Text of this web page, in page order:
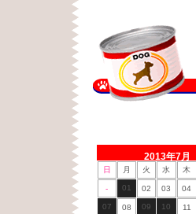
2013年7月
日 月 火 水 木
- 01 02 03 04
07 08 09 10 11